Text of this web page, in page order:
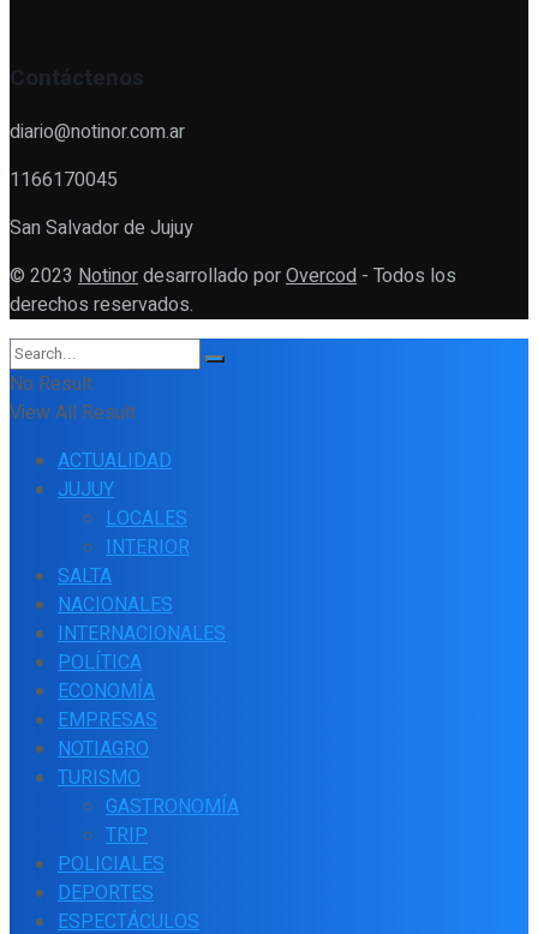
Contáctenos
diario@notinor.com.ar
1166170045
San Salvador de Jujuy
© 2023 Notinordesarrollado porOvercod - Todos los
derechos reservados.
No Result
View All Result
ACTUALIDAD
JUJUY
LOCALES
INTERIOR
SALTA
NACIONALES
INTERNACIONALES
POLÍTICA
ECONOMÍA
EMPRESAS
NOTIAGRO
TURISMO
GASTRONOMÍA
TRIP
POLICIALES
DEPORTES
ESPECTÁCULOS